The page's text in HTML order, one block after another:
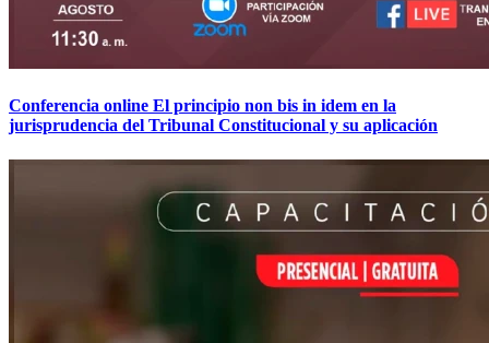
Conferencia online El principio non bis in idem en la
jurisprudencia del Tribunal Constitucional y su aplicación